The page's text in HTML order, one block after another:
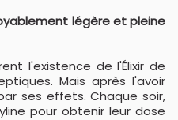
légère et pleine
l'existence de l'Élixir de
Mais après l'avoir
ses effets. Chaque soir,
pour obtenir leur dose